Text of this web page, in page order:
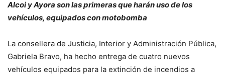
Alcoi y Ayora son las primeras que harán uso de los
vehículos, equipados con motobomba
La consellera de Justicia, Interior y Administración Pública,
Gabriela Bravo, ha hecho entrega de cuatro nuevos
vehículos equipados para la extinción de incendios a